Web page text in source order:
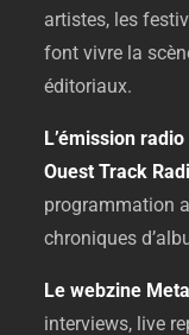
artistes, les
fontvivre la
éditoriaux.
L’émissionradio
OuestTrack
programmation
chroniques
Lewebzine
interviews, live